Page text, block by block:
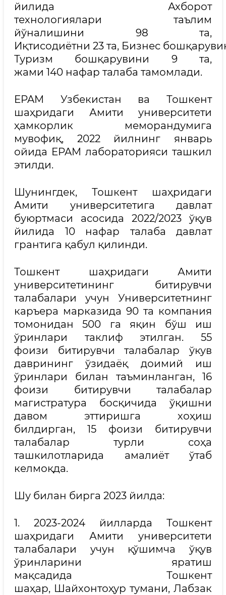
йилида Ахборот
технологиялари таълим
йўналишини 98 та,
Иқтисодиётни 23 та, Бизнес
Туризм бошқарувини 9 та,
жами 140 нафар талаба тамомлади.
EPAM Узбекистан ва Тошкент
шаҳридаги Амити университети
ҳамкорлик меморандумига
мувофиқ, 2022 йилнинг январь
ойида EPAM лабораторияси ташкил
этилди.
Шунингдек, Тошкент шаҳридаги
Амити университетига давлат
буюртмаси асосида 2022/2023 ўқув
йилида 10 нафар талаба давлат
грантига қабул қилинди.
Тошкент шаҳридаги Амити
университетининг битирувчи
талабалари учун Университетнинг
каръера марказида 90 та компания
томонидан 500 га яқин бўш иш
ўринлари таклиф этилган. 55
фоизи битирувчи талабалар ўкув
даврининг ўзидаёқ доимий иш
ўринлари билан таъминланган, 16
фоизи битирувчи талабалар
магистратура босқичида ўқишни
давом эттиришга хоҳиш
билдирган, 15 фоизи битирувчи
талабалар турли соҳа
ташкилотларида амалиёт ўтаб
келмоқда.
Шу билан бирга 2023 йилда:
1. 2023-2024 йилларда Тошкент
шаҳридаги Амити университети
талабалари учун қўшимча ўқув
ўринларини яратиш
мақсадида Тошкент
шаҳар, Шайхонтоҳур тумани, Лабзак